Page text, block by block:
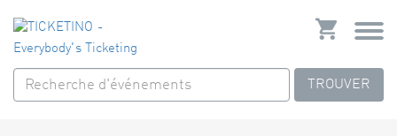
TROUVER